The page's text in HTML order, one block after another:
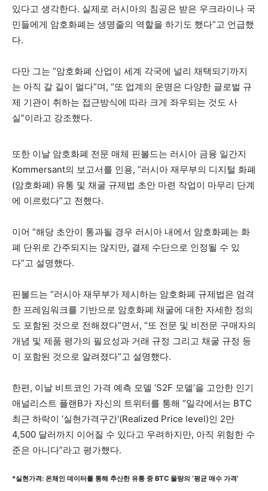
있다고 생각한다. 실제로 러시아의 침공은 받은 우크라이나 국
민들에게 암호화폐는 생명줄의 역할을 하기도 했다”고 언급했
다.
다만 그는 “암호화폐 산업이 세계 각국에 널리 채택되기까지
는 아직 갈 길이 멀다”며, “또 업계의 운명은 다양한 글로벌 규
제 기관이 취하는 접근방식에 따라 크게 좌우되는 것도 사
실”이라고 강조했다.
또한 이날 암호화폐 전문 매체 핀볼드는 러시아 금융 일간지
Kommersant의 보고서를 인용, “러시아 재무부의 디지털 화폐
(암호화폐) 유통 및 채굴 규제법 초안 마련 작업이 마무리 단계
에 이르렀다”고 전했다.
이어 “해당 초안이 통과될 경우 러시아 내에서 암호화폐는 화
폐 단위로 간주되지는 않지만, 결제 수단으로 인정될 수 있
다”고 설명했다.
핀볼드는 “러시아 재무부가 제시하는 암호화폐 규제법은 엄격
한 프레임워크를 기반으로 암호화폐 채굴에 대한 자세한 정의
도 포함된 것으로 전해졌다”면서, “또 전문 및 비전문 구매자의
개념 및 제품 평가의 필요성과 거래 규정 그리고 채굴 규정 등
이 포함된 것으로 알려졌다”고 설명했다.
한편, 이날 비트코인 가격 예측 모델 ‘S2F 모델’을 고안한 인기
애널리스트 플랜B가 자신의 트위터를 통해 “일각에서는 BTC
최근 하락이 ‘실현가격구간'(Realized Price level)인 2만
4,500 달러까지 이어질 수 있다고 우려하지만, 아직 위험한 수
준은 아니다”라고 평가했다.
*실현가격: 온체인 데이터를 통해 추산한 유통 중 BTC 물량의 ‘평균 매수 가격’